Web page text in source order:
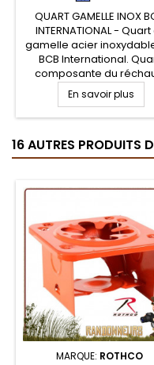
QUART GAMELLE INOX
INTERNATIONAL -
gamelle acier
BCB International.
composante du
Crusader I. Qualité et
robustesse de ce quart
de lui une référence
et militaire tactique.
Marquage des
En savoir plus
16 AUTRES PRODUITS
MARQUE: ROTHCO